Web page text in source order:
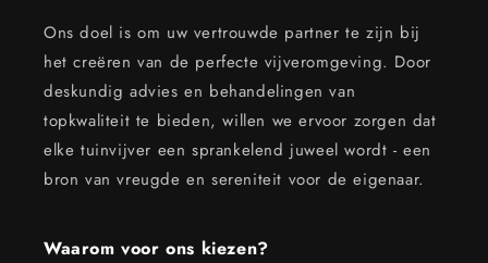
Ons doel is om uw vertrouwde partner te zijn bij
het creëren van de perfecte vijveromgeving. Door
deskundig advies en behandelingen van
topkwaliteit te bieden, willen we ervoor zorgen dat
elke tuinvijver een sprankelend juweel wordt - een
bron van vreugde en sereniteit voor de eigenaar.
Waarom voor ons kiezen?